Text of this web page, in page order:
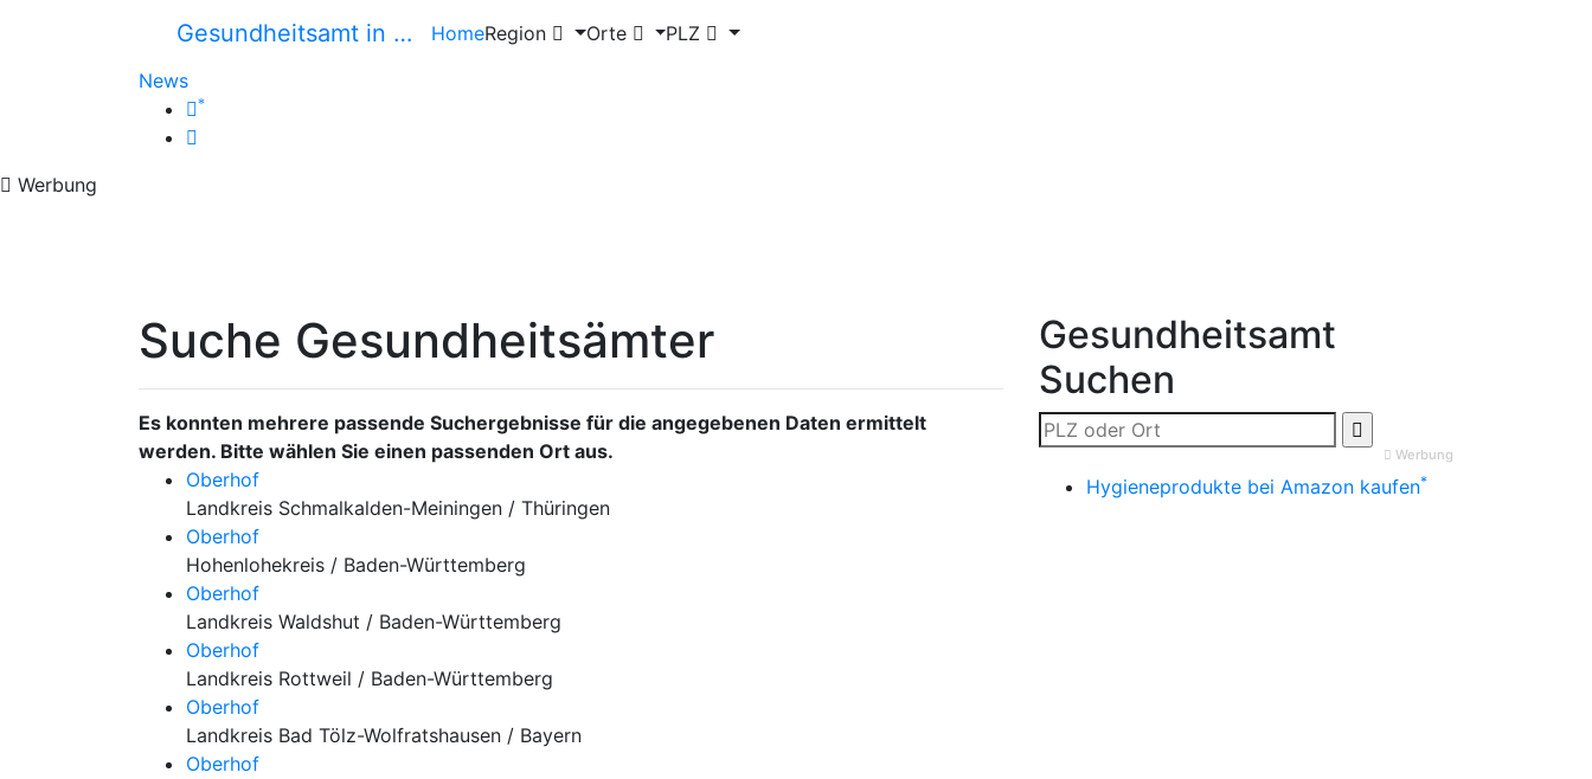
Gesundheitsamt in … HomeRegion Orte
PLZ
News
*
Werbung
Suche Gesundheitsämter
Es konnten mehrere passende Suchergebnisse für die angegebenen Daten ermittelt
werden. Bitte wählen Sie einen passenden Ort aus.
Oberhof
Landkreis Schmalkalden-Meiningen / Thüringen
Oberhof
Hohenlohekreis / Baden-Württemberg
Oberhof
Landkreis Waldshut / Baden-Württemberg
Oberhof
Landkreis Rottweil / Baden-Württemberg
Oberhof
Landkreis Bad Tölz-Wolfratshausen / Bayern
Oberhof
Gesundheitsamt
Suchen
Werbung
Hygieneprodukte bei Amazon kaufen*